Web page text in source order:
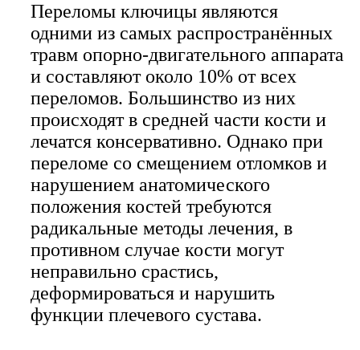
Переломы ключицы являются
одними из самых распространённых
травм опорно-двигательного аппарата
и составляют около 10% от всех
переломов. Большинство из них
происходят в средней части кости и
лечатся консервативно. Однако при
переломе со смещением отломков и
нарушением анатомического
положения костей требуются
радикальные методы лечения, в
противном случае кости могут
неправильно срастись,
деформироваться и нарушить
функции плечевого сустава.